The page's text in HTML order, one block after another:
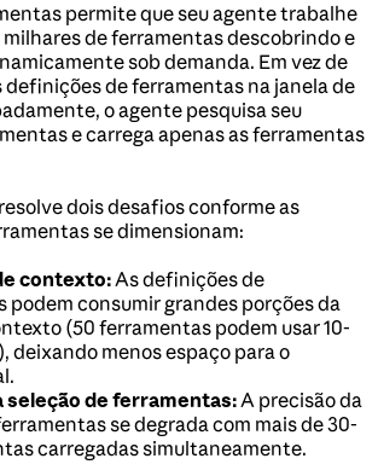
permite que seu agente trabalhe
de ferramentas descobrindo e
sob demanda. Em vez de
definições de ferramentas na janela de
o agente pesquisa seu
e carrega apenas as ferramentas
dois desafios conforme as
se dimensionam:
contexto:As definições de
podem consumir grandes porções da
(50 ferramentas podem usar 10-
deixando menos espaço para o
seleção de ferramentas:A precisão da
se degrada com mais de 30-
carregadas simultaneamente.